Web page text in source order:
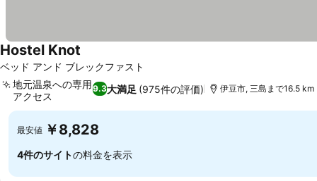
ベッド アンド ブレックファスト
Hostel Knot
9.3大満足 (975件の評価)
地元温泉への専用
アクセス
伊豆市, 三島まで16.5 km
最安値 ￥8,828
4件のサイトの料金を表示